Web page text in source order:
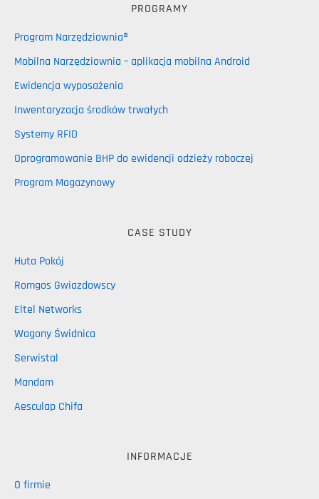
PROGRAMY
Program Narzędziownia®
Mobilna Narzędziownia – aplikacja mobilna Android
Ewidencja wyposażenia
Inwentaryzacja środków trwałych
Systemy RFID
Oprogramowanie BHP do ewidencji odzieży roboczej
Program Magazynowy
CASE STUDY
Huta Pokój
Romgos Gwiazdowscy
Eltel Networks
Wagony Świdnica
Serwistal
Mandam
Aesculap Chifa
INFORMACJE
O firmie